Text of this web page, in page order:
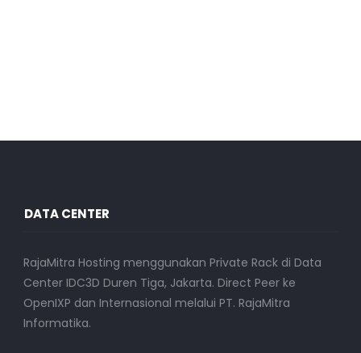
DATA CENTER
RajaMitra Hosting menggunakan Private Rack di Data
Center IDC3D Duren Tiga, Jakarta. Direct Peer ke
OpenIXP dan Internasional melalui PT. RajaMitra
Informatika.